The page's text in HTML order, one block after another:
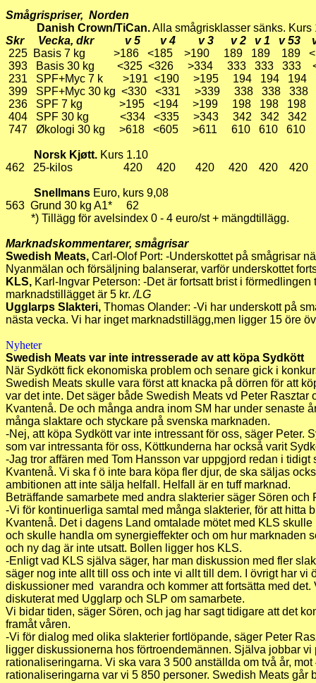
Smågrispriser, Norden
Danish Crown/TiCan.Alla smågrisklasser sänks. Kurs
Skr Vecka, dkr v 5 v 4 v 3 v 2 v 1 v 53 v
225 Basis 7 kg >186 <185 >190 189 189 189
393 Basis 30 kg <325 <326 >334 333 333 333
231 SPF+Myc 7 k >191 <190 >195 194 194
399 SPF+Myc 30 kg <330 <331 >339 338 338
236 SPF 7 kg >195 <194 >199 198 198 198
404 SPF 30 kg <334 <335 >343 342 342 342
747 Økologi 30 kg >618 <605 >611 610 610
Norsk Kjøtt. Kurs 1.10
462 25-kilos 420 420 420 420 420 420
Snellmans Euro, kurs 9,08
563 Grund 30 kg A1* 62
*) Tillägg för avelsindex 0 - 4 euro/st + mängdtillägg.
Marknadskommentarer, smågrisar
Swedish Meats, Carl-Olof Port: -Underskottet på smågrisar
Nyanmälan och försäljning balanserar, varför underskottet
KLS, Karl-Ingvar Peterson: -Det är fortsatt brist i
marknadstillägget är 5 kr./LG
Ugglarps Slakteri, Thomas Olander: -Vi har underskott på
nästa vecka. Vi har inget marknadstillägg,men ligger 15 öre
Nyheter
Swedish Meats var inte intresserade av att köpa Sydkött
När Sydkött fick ekonomiska problem och senare gick i
Swedish Meats skulle vara först att knacka på dörren för att
var det inte. Det säger både Swedish Meats vd Peter Rasztar
Kvantenå. De och många andra inom SM har under senaste
många slaktare och styckare på svenska marknaden.
-Nej, att köpa Sydkött var inte intressant för oss, säger Peter.
som var intressanta för oss, Köttkunderna har också varit
-Jag tror affären med Tom Hansson var uppgjord redan i tidigt
Kvantenå. Vi ska f ö inte bara köpa fler djur, de ska säljas
ambitionen att inte sälja helfall. Helfall är en tuff marknad.
Beträffande samarbete med andra slakterier säger Sören och
-Vi för kontinuerliga samtal med många slakterier, för att hitta
Kvantenå. Det i dagens Land omtalade mötet med KLS
och skulle handla om synergieffekter och om hur marknaden
och ny dag är inte utsatt. Bollen ligger hos KLS.
-Enligt vad KLS själva säger, har man diskussion med fler
säger nog inte allt till oss och inte vi allt till dem. I övrigt har vi
diskussioner med varandra och kommer att fortsätta med det.
diskuterat med Ugglarp och SLP om samarbete.
Vi bidar tiden, säger Sören, och jag har sagt tidigare att det
framåt våren.
-Vi för dialog med olika slakterier fortlöpande, säger Peter
ligger diskussionerna hos förtroendemännen. Själva jobbar vi
rationaliseringarna. Vi ska vara 3 500 anställda om två år,
rationaliseringarna var vi 5 850 personer. Swedish Meats går